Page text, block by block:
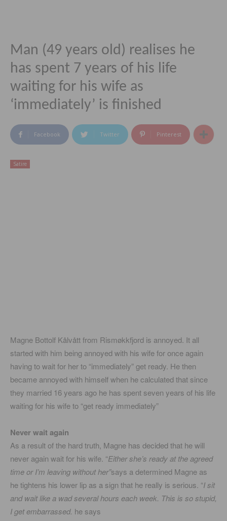
Man (49 years old) realises he
has spent 7 years of his life
waiting for his wife as
‘immediately’ is finished
Facebook Twitter Pinterest
Satire
Magne Bottolf Kålvått from Rismøkkfjord is annoyed. It all
started with him being annoyed with his wife for once again
having to wait for her to “immediately” get ready. He then
became annoyed with himself when he calculated that since
they married 16 years ago he has spent seven years of his life
waiting for his wife to “get ready immediately”
Never wait again
As a result of the hard truth, Magne has decided that he will
never again wait for his wife. “Either she’s ready at the agreed
time or I’m leaving without her”says a determined Magne as
he tightens his lower lip as a sign that he really is serious. “I sit
and wait like a wad several hours each week. This is so stupid,
I get embarrassed. he says